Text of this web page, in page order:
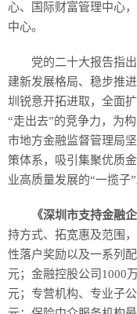
心、国际财富管理中心
中心。
党的二十大报告指
建新发展格局、稳步推
圳锐意开拓进取，全面
“走出去”的竞争力，为
市地方金融监督管理局
策体系，吸引集聚优质
业高质量发展的“一揽子”
《深圳市支持金融
持方式、拓宽惠及范围
性落户奖励以及一系列
元；金融控股公司1000
元；专营机构、专业子